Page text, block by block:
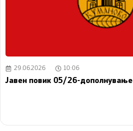
29.06.2026 10:06
Јавен повик 05/26-дополнување